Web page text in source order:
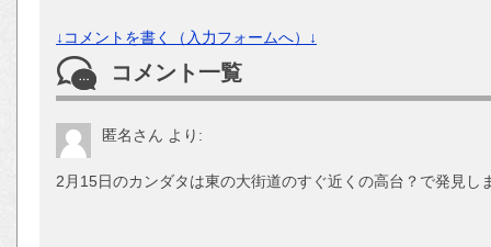
↓コメントを書く（入力フォームへ）↓
コメント一覧
匿名さん より:
2月15日のカンダタは東の大街道のすぐ近くの高台？で発見し